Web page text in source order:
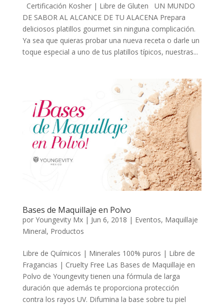
Certificación Kosher | Libre de Gluten UN MUNDO
DE SABOR AL ALCANCE DE TU ALACENA Prepara
deliciosos platillos gourmet sin ninguna complicación.
Ya sea que quieras probar una nueva receta o darle un
toque especial a uno de tus platillos típicos, nuestras...
Bases de Maquillaje en Polvo
por Youngevity Mx| Jun 6, 2018 | Eventos, Maquillaje
Mineral, Productos
Libre de Químicos | Minerales 100% puros | Libre de
Fragancias | Cruelty Free Las Bases de Maquillaje en
Polvo de Youngevity tienen una fórmula de larga
duración que además te proporciona protección
contra los rayos UV. Difumina la base sobre tu piel